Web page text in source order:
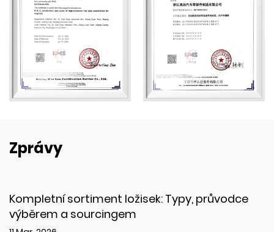
Zprávy
Typy, průvodce
Nízkotlaká olejová